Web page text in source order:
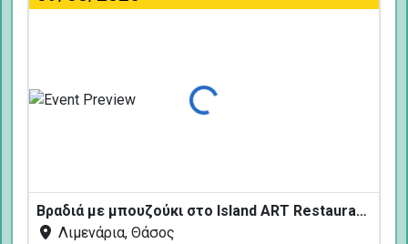
Φόρτωση...
Βραδιά με μπουζούκι στο Island ART Restaurant
Λιμενάρια, Θάσος